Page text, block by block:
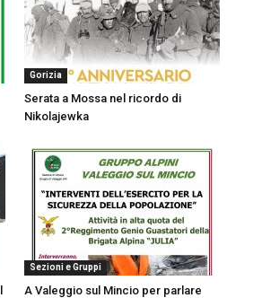
Gorizia
Serata a Mossa nel ricordo di
Nikolajewka
Sezioni e Gruppi
A Valeggio sul Mincio per parlare